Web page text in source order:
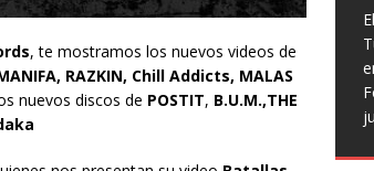
, te mostramos los nuevos videos de
RAZKIN, Chill Addicts, MALAS
nuevos discos de POSTIT, B.U.M.,THE